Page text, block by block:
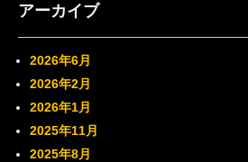
アーカイブ
2026年6月
2026年2月
2026年1月
2025年11月
2025年8月